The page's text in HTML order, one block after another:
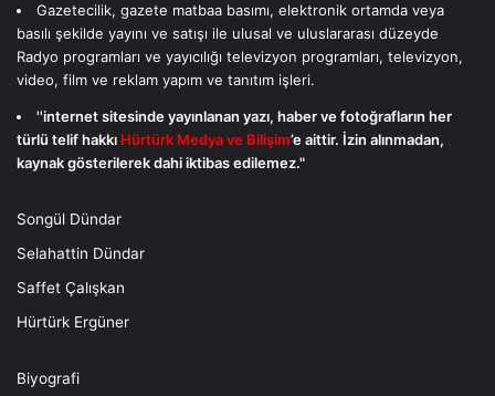
Gazetecilik, gazete matbaa basımı, elektronik ortamda veya
basılı şekilde yayını ve satışı ile ulusal ve uluslararası düzeyde
Radyo programları ve yayıcılığı televizyon programları, televizyon,
video, film ve reklam yapım ve tanıtım işleri.
''internet sitesinde yayınlanan yazı, haber ve fotoğrafların her
türlü telif hakkı Hürtürk Medya ve Bilişim’e aittir. İzin alınmadan,
kaynak gösterilerek dahi iktibas edilemez."
Songül Dündar
Selahattin Dündar
Saffet Çalışkan
Hürtürk Ergüner
Biyografi